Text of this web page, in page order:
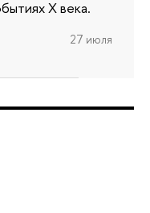
X века.
27 июля